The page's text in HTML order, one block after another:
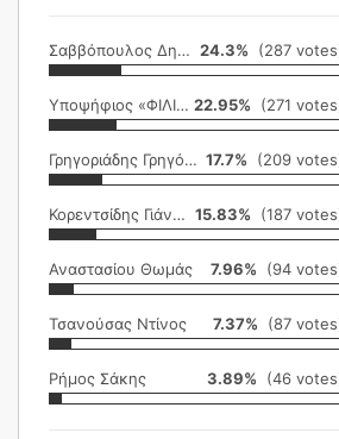
Σαββόπουλος Δημήτρης 24.3% (287
Υποψήφιος «ΦΙΛΙΚΗ ΕΤΑΙΡΕΙΑ» 22.95% (271
Γρηγοριάδης Γρηγόρης 17.7% (209
Κορεντσίδης Γιάννης 15.83% (187
Αναστασίου Θωμάς 7.96% (94
Τσανούσας Ντίνος 7.37% (87
Ρήμος Σάκης 3.89% (46